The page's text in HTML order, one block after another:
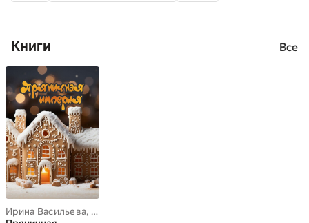
Книги Все
Ирина Васильева, Людмила Алексеева